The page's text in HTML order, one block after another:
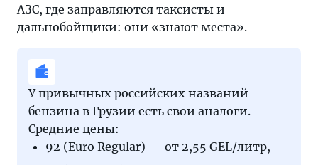
АЗС, где заправляются таксисты и
дальнобойщики: они «знают места».
У привычных российских названий
бензина в Грузии есть свои аналоги.
Средние цены:
92 (Euro Regular) — от 2,55 GEL/литр,